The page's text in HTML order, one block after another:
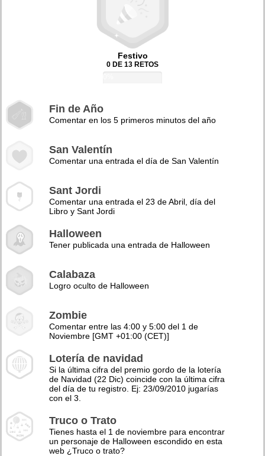
Festivo
0 DE 13 RETOS
Fin de Año
Comentar en los 5 primeros minutos del año
San Valentín
Comentar una entrada el día de San Valentín
Sant Jordi
Comentar una entrada el 23 de Abril, día del
Libro y Sant Jordi
Halloween
Tener publicada una entrada de Halloween
Calabaza
Logro oculto de Halloween
Zombie
Comentar entre las 4:00 y 5:00 del 1 de
Noviembre [GMT +01:00 (CET)]
Lotería de navidad
Si la última cifra del premio gordo de la lotería
de Navidad (22 Dic) coincide con la última cifra
del día de tu registro. Ej: 23/09/2010 jugarías
con el 3.
Truco o Trato
Tienes hasta el 1 de noviembre para encontrar
un personaje de Halloween escondido en esta
web ¿Truco o trato?